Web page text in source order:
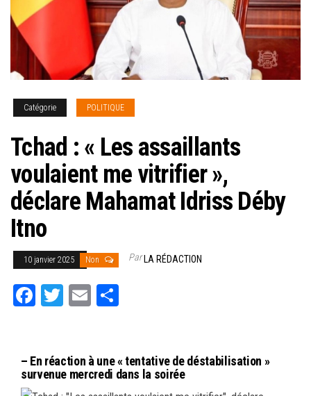
Catégorie POLITIQUE
Tchad : « Les assaillants
voulaient me vitrifier »,
déclare Mahamat Idriss Déby
Itno
10 janvier 2025 Non ParLA RÉDACTION
Fa
ok
T
er
E
er
– En réaction à une « tentative de déstabilisation »
survenue mercredi dans la soirée